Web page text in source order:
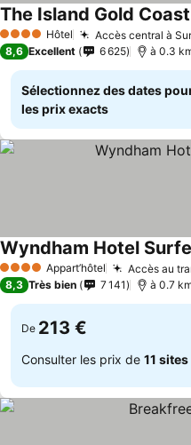
4 Étoiles Hôtel Accès central à
The Island Gold Coast
8,6 Excellent 6 625 à 0.3
Sélectionnez des dates
les prix exacts
4 Étoiles Appart’hôtel Accès au
Wyndham Hotel
8,3 Très bien 7 141 à 0.7
De 213 €
Consulter les prix de 11 sites